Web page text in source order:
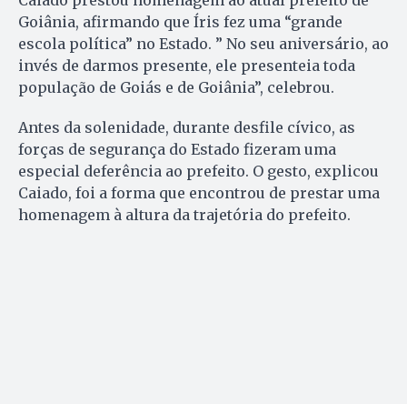
Goiânia, afirmando que Íris fez uma “grande
escola política” no Estado. ” No seu aniversário, ao
invés de darmos presente, ele presenteia toda
população de Goiás e de Goiânia”, celebrou.
Antes da solenidade, durante desfile cívico, as
forças de segurança do Estado fizeram uma
especial deferência ao prefeito. O gesto, explicou
Caiado, foi a forma que encontrou de prestar uma
homenagem à altura da trajetória do prefeito.